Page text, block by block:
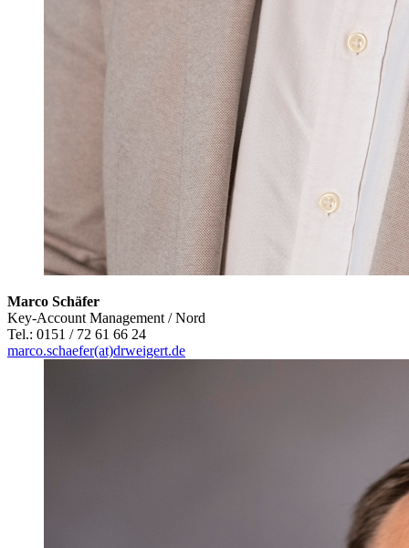
Marco Schäfer
Key-Account Management / Nord
Tel.: 0151 / 72 61 66 24
marco.schaefer(at)drweigert.de